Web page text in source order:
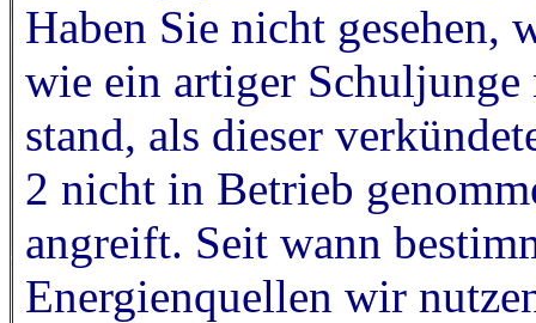
Haben Sie nicht gesehen,
wie ein artiger
stand, als dieser
2 nicht in Betrieb
angreift. Seit wann
Energienquellen wir